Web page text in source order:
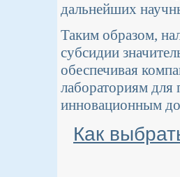
дальнейших
Таким образом,
субсидии
обеспечивая
лабораториям для
инновационным
Как